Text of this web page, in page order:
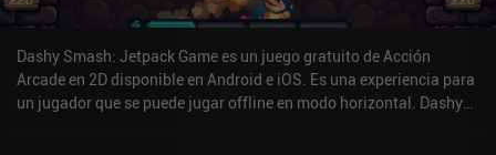
un juego de acción arcade con un encantador estilo retro que no se
interponga en el camino de la jugabilidad, Vermitron es una
recomendación fácil.
Dashy Smash: Jetpack Game es un juego gratuito de Acción
Arcade en 2D disponible en Android e iOS. Es una experiencia para
un jugador que se puede jugar offline en modo horizontal. Dashy